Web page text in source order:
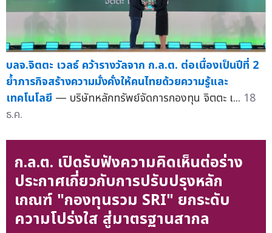
บลจ.จิตตะ เวลธ์ คว้ารางวัลจาก ก.ล.ต. ต่อเนื่องเป็นปีที่ 2
ย้ำภารกิจสร้างความมั่งคั่งให้คนไทยด้วยความรู้และ
เทคโนโลยี — บริษัทหลักทรัพย์จัดการกองทุน จิตตะ เ... 18
ธ.ค.
ก.ล.ต. เปิดรับฟังความคิดเห็นต่อร่าง
ประกาศเกี่ยวกับการปรับปรุงหลัก
เกณฑ์ "กองทุนรวม SRI" ยกระดับ
ความโปร่งใส สู่มาตรฐานสากล